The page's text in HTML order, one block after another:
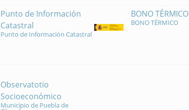
Punto de Información
Catastral
Punto de Información Catastral
BONO TÉRMICO
BONO TÉRMICO
Observatotio
Socioeconómico
Municipio de Puebla de